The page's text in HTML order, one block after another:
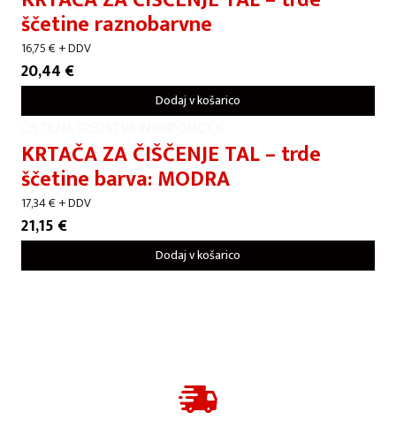
ščetine raznobarvne
16,75€+ DDV
20,44 €
Dodaj v košarico
KRTAČA ZA ČIŠČENJE TAL – trde
ščetine barva: MODRA
17,34€+ DDV
21,15 €
Dodaj v košarico